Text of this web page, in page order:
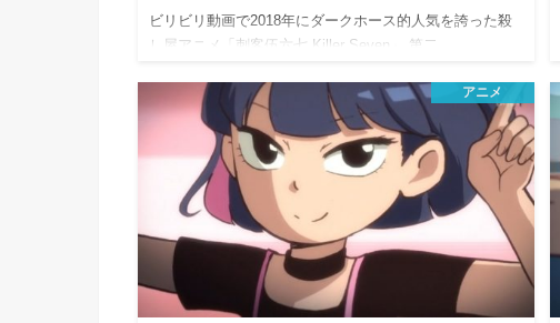
ビリビリ動画で2018年にダークホース的人気を誇った殺
し屋アニメ「刺客伍六七 Killer Seven」 第二…
アニメ